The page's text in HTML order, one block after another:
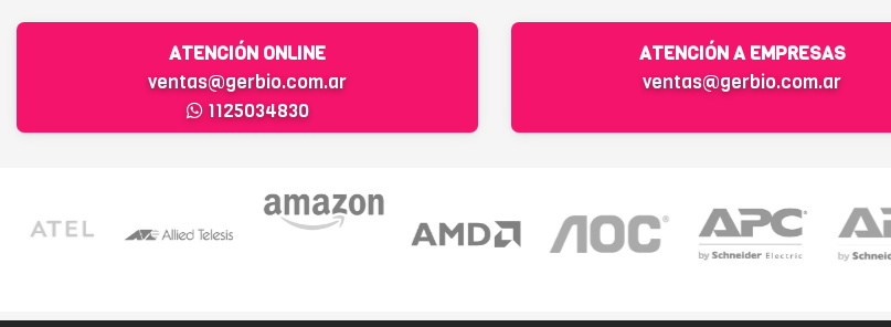
ATENCIÓN ONLINE
ventas@gerbio.com.ar
1125034830
ATENCIÓN A EMPRESAS
ventas@gerbio.com.ar